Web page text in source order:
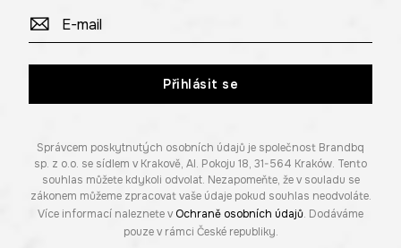
Přihlásit se
Správcem poskytnutých osobních údajů je společnost Brandbq
sp. z o.o. se sídlem v Krakově, Al. Pokoju 18, 31-564 Kraków. Tento
souhlas můžete kdykoli odvolat. Nezapomeňte, že v souladu se
zákonem můžeme zpracovat vaše údaje pokud souhlas neodvoláte.
Více informací naleznete v Ochraně osobních údajů. Dodáváme
pouze v rámci České republiky.